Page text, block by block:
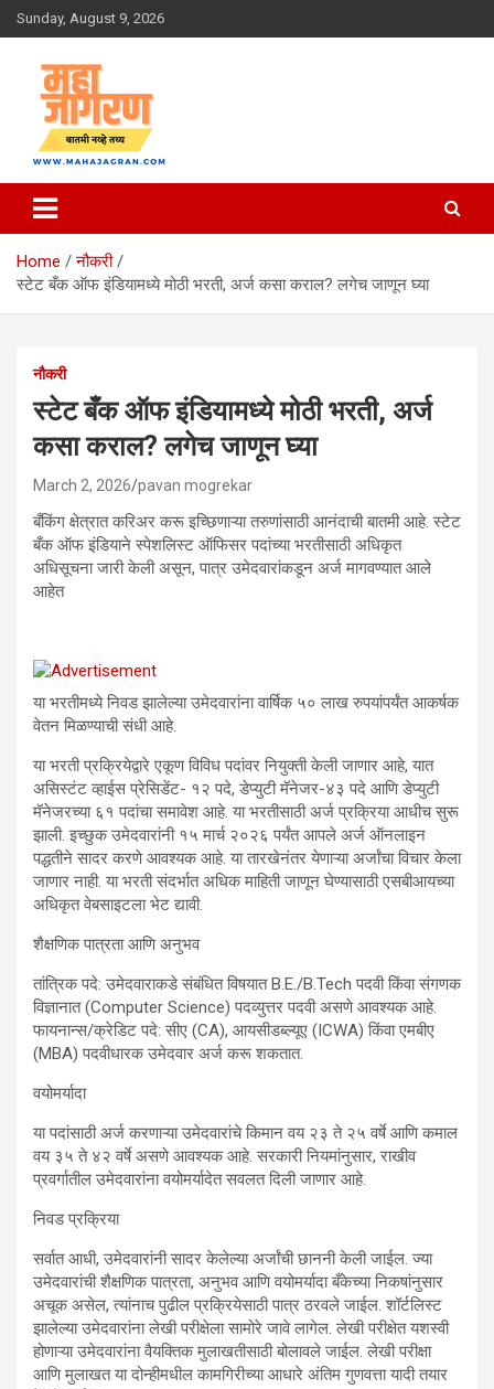
Skip
to
Sunday, August 9, 2026
महा जागरण
Home
नौकरी
स्टेट बँक ऑफ इंडियामध्ये मोठी भरती, अर्ज कसा कराल? लगेच जाणून घ्या
नौकरी
स्टेट बँक ऑफ इंडियामध्ये मोठी भरती, अर्ज
कसा कराल? लगेच जाणून घ्या
March 2, 2026 pavan mogrekar
बँकिंग क्षेत्रात करिअर करू इच्छिणाऱ्या तरुणांसाठी आनंदाची बातमी आहे. स्टेट
बँक ऑफ इंडियाने स्पेशलिस्ट ऑफिसर पदांच्या भरतीसाठी अधिकृत
अधिसूचना जारी केली असून, पात्र उमेदवारांकडून अर्ज मागवण्यात आले
आहेत
या भरतीमध्ये निवड झालेल्या उमेदवारांना वार्षिक ५० लाख रुपयांपर्यंत आकर्षक
वेतन मिळण्याची संधी आहे.
या भरती प्रक्रियेद्वारे एकूण विविध पदांवर नियुक्ती केली जाणार आहे, यात
असिस्टंट व्हाईस प्रेसिडेंट- १२ पदे, डेप्युटी मॅनेजर-४३ पदे आणि डेप्युटी
मॅनेजरच्या ६१ पदांचा समावेश आहे. या भरतीसाठी अर्ज प्रक्रिया आधीच सुरू
झाली. इच्छुक उमेदवारांनी १५ मार्च २०२६ पर्यंत आपले अर्ज ऑनलाइन
पद्धतीने सादर करणे आवश्यक आहे. या तारखेनंतर येणाऱ्या अर्जांचा विचार केला
जाणार नाही. या भरती संदर्भात अधिक माहिती जाणून घेण्यासाठी एसबीआयच्या
अधिकृत वेबसाइटला भेट द्यावी.
शैक्षणिक पात्रता आणि अनुभव
तांत्रिक पदे: उमेदवाराकडे संबंधित विषयात B.E./B.Tech पदवी किंवा संगणक
विज्ञानात (Computer Science) पदव्युत्तर पदवी असणे आवश्यक आहे.
फायनान्स/क्रेडिट पदे: सीए (CA), आयसीडब्ल्यूए (ICWA) किंवा एमबीए
(MBA) पदवीधारक उमेदवार अर्ज करू शकतात.
वयोमर्यादा
या पदांसाठी अर्ज करणाऱ्या उमेदवारांचे किमान वय २३ ते २५ वर्षे आणि कमाल
वय ३५ ते ४२ वर्षे असणे आवश्यक आहे. सरकारी नियमांनुसार, राखीव
प्रवर्गातील उमेदवारांना वयोमर्यादेत सवलत दिली जाणार आहे.
निवड प्रक्रिया
सर्वात आधी, उमेदवारांनी सादर केलेल्या अर्जांची छाननी केली जाईल. ज्या
उमेदवारांची शैक्षणिक पात्रता, अनुभव आणि वयोमर्यादा बँकेच्या निकषांनुसार
अचूक असेल, त्यांनाच पुढील प्रक्रियेसाठी पात्र ठरवले जाईल. शॉर्टलिस्ट
झालेल्या उमेदवारांना लेखी परीक्षेला सामोरे जावे लागेल. लेखी परीक्षेत यशस्वी
होणाऱ्या उमेदवारांना वैयक्तिक मुलाखतीसाठी बोलावले जाईल. लेखी परीक्षा
आणि मुलाखत या दोन्हीमधील कामगिरीच्या आधारे अंतिम गुणवत्ता यादी तयार